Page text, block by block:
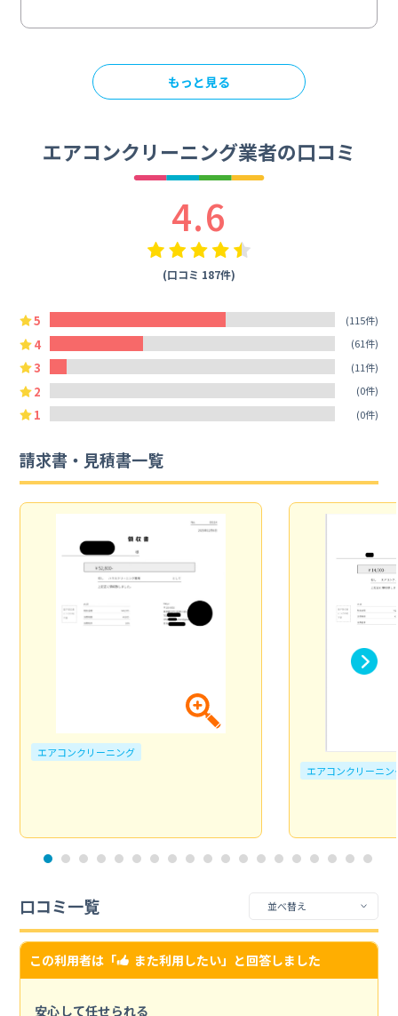
もっと見る
エアコンクリーニング業者の口コミ
4.6
(口コミ 187件)
5 (115件)
4 (61件)
3 (11件)
2 (0件)
1 (0件)
請求書・見積書一覧
エアコンクリーニング
エアコンクリーニン
口コミ一覧
この利用者は「 また利用したい」と回答しました
安心して任せられる